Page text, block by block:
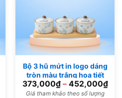
Bộ 3 hũ mứt in logo dáng
tròn màu trắng hoạ tiết
hoa đào xanh KM-10
373,000₫– 452,000₫
Giá tham khảo theo số lượng